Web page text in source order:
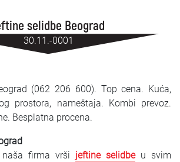
selidbe Beograd
30.11.-0001
(062 206 600). Top cena. Kuća,
prostora, nameštaja. Kombi prevoz.
Besplatna procena.
firma vrši jeftine selidbeu svim